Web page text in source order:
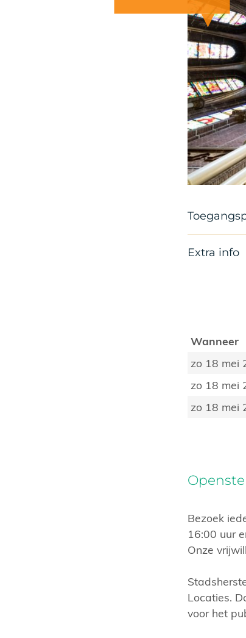
Extra info
Wanneer
zo 18 mei
zo 18 mei
zo 18 mei
Bezoek
16:00 uur
Onze
Locaties.
voor het